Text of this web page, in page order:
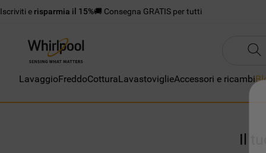
Iscriviti e risparmia il 15%🚚 Consegna GRATIS per tutti
LavaggioFreddoCotturaLavastoviglieAccessori e ricambi
Il